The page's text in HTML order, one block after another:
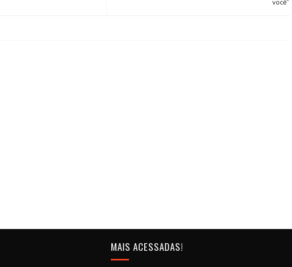
você”
MAIS ACESSADAS!